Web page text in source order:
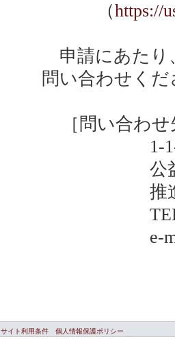
（https://
申請にあたり
問い合わせくだ
［問い合わ
1-
公
推
e-
サイト利用条件 個人情報保護ポリシー